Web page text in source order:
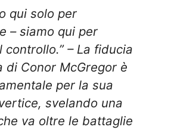
qui solo per
– siamo qui per
– La fiducia
di Conor McGregor è
per la sua
svelando una
va oltre le battaglie